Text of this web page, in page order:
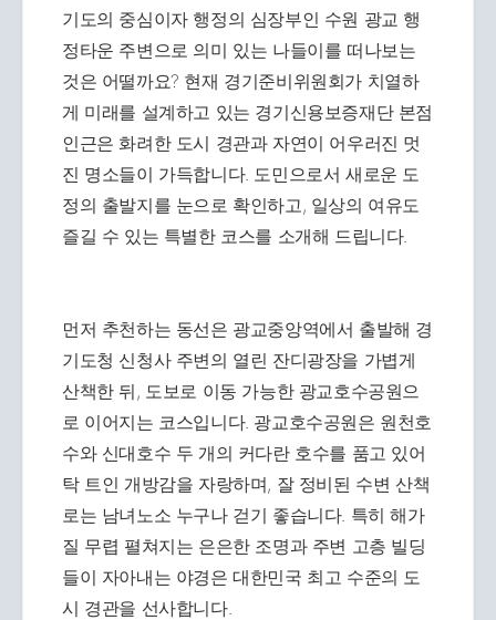
기도의 중심이자 행정의 심장부인 수원 광교 행
정타운 주변으로 의미 있는 나들이를 떠나보는
것은 어떨까요? 현재 경기준비위원회가 치열하
게 미래를 설계하고 있는 경기신용보증재단 본점
인근은 화려한 도시 경관과 자연이 어우러진 멋
진 명소들이 가득합니다. 도민으로서 새로운 도
정의 출발지를 눈으로 확인하고, 일상의 여유도
즐길 수 있는 특별한 코스를 소개해 드립니다.
먼저 추천하는 동선은 광교중앙역에서 출발해 경
기도청 신청사 주변의 열린 잔디광장을 가볍게
산책한 뒤, 도보로 이동 가능한 광교호수공원으
로 이어지는 코스입니다. 광교호수공원은 원천호
수와 신대호수 두 개의 커다란 호수를 품고 있어
탁 트인 개방감을 자랑하며, 잘 정비된 수변 산책
로는 남녀노소 누구나 걷기 좋습니다. 특히 해가
질 무렵 펼쳐지는 은은한 조명과 주변 고층 빌딩
들이 자아내는 야경은 대한민국 최고 수준의 도
시 경관을 선사합니다.